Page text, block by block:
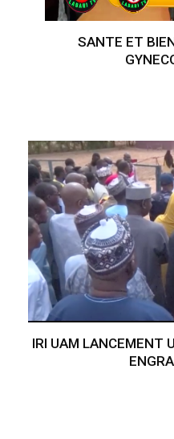
SANTE ET
IRI UAM LANCEMENT